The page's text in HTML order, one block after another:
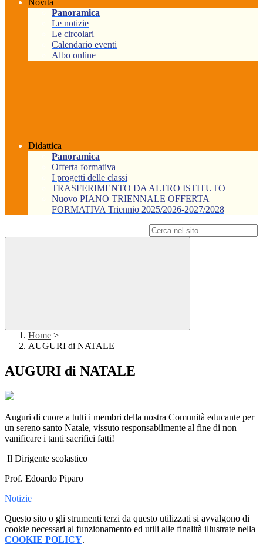
Novità
Panoramica
Le notizie
Le circolari
Calendario eventi
Albo online
Didattica
Panoramica
Offerta formativa
I progetti delle classi
TRASFERIMENTO DA ALTRO ISTITUTO
Nuovo PIANO TRIENNALE OFFERTA
FORMATIVA Triennio 2025/2026-2027/2028
Home >
AUGURI di NATALE
AUGURI di NATALE
Auguri di cuore a tutti i membri della nostra Comunità educante per
un sereno santo Natale, vissuto responsabilmente al fine di non
vanificare i tanti sacrifici fatti!
Il Dirigente scolastico
Prof. Edoardo Piparo
Notizie
Questo sito o gli strumenti terzi da questo utilizzati si avvalgono di
cookie necessari al funzionamento ed utili alle finalità illustrate nella
COOKIE POLICY.